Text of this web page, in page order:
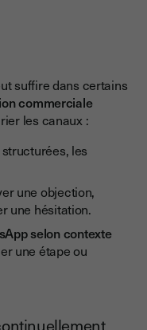
suffire dans certains
commerciale
les canaux :
les
une objection,
une hésitation.
selon contexte
une étape ou